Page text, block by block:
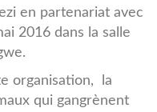
en partenariat avec
2016 dans la salle
organisation, la
qui gangrènent